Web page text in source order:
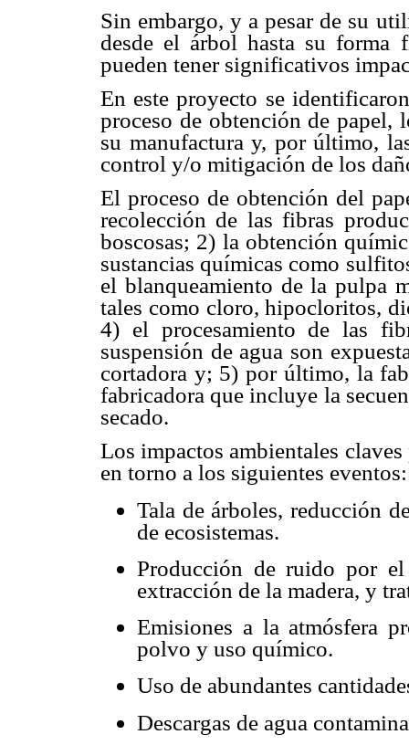
Sin embargo, y a pesar de su
desde el árbol hasta su forma
pueden tener significativos
En este proyecto se
proceso de obtención de papel,
su manufactura y, por último,
control y/o mitigación de los
El proceso de obtención del
recolección de las fibras
boscosas; 2) la obtención
sustancias químicas como
el blanqueamiento de la pulpa
tales como cloro, hipocloritos,
4) el procesamiento de las
suspensión de agua son
cortadora y; 5) por último, la
fabricadora que incluye la
secado.
Los impactos ambientales
en torno a los siguientes eventos:
Tala de árboles, reducción
de ecosistemas.
Producción de ruido por
extracción de la madera, y
Emisiones a la atmósfera
polvo y uso químico.
Uso de abundantes
Descargas de agua